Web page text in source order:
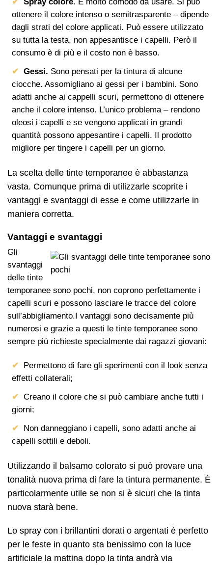
ottenere il colore intenso o semitrasparente – dipende
dagli strati del colore applicati. Può essere utilizzato
su tutta la testa, non appesantisce i capelli. Però il
consumo è di più e il costo non è basso.
Gessi. Sono pensati per la tintura di alcune
ciocche. Assomigliano ai gessi per i bambini. Sono
adatti anche ai cappelli scuri, permettono di ottenere
anche il colore intenso. L’unico problema – rendono
oleosi i capelli e se vengono applicati in grandi
quantità possono appesantire i capelli. Il prodotto
migliore per tingere i capelli per un giorno.
La scelta delle tinte temporanee è abbastanza
vasta. Comunque prima di utilizzarle scoprite i
vantaggi e svantaggi di esse e come utilizzarle in
maniera corretta.
Vantaggi e svantaggi
Gli
svantaggi
delle tinte
temporanee sono pochi, non coprono perfettamente i
capelli scuri e possono lasciare le tracce del colore
sull’abbigliamento.I vantaggi sono decisamente più
numerosi e grazie a questi le tinte temporanee sono
sempre più richieste specialmente dai ragazzi giovani:
Permettono di fare gli sperimenti con il look senza
effetti collaterali;
Creano il colore che si può cambiare anche tutti i
giorni;
Non danneggiano i capelli, sono adatti anche ai
capelli sottili e deboli.
Utilizzando il balsamo colorato si può provare una
tonalità nuova prima di fare la tintura permanente. È
particolarmente utile se non si è sicuri che la tinta
nuova starà bene.
Lo spray con i brillantini dorati o argentati è perfetto
per le feste in quanto sta benissimo con la luce
artificiale la mattina dopo la tinta andrà via